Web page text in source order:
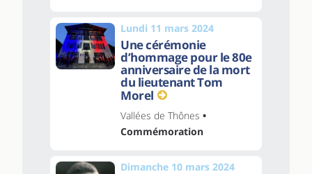
Lundi 11 mars 2024
Une cérémonie
d’hommage pour le 80e
anniversaire de la mort
du lieutenant Tom
Morel
Vallées de Thônes •
Commémoration
Dimanche 10 mars 2024